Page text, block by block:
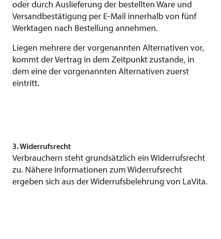
oder durch Auslieferung der bestellten Ware und
Versandbestätigung per E-Mail innerhalb von fünf
Werktagen nach Bestellung annehmen.
Liegen mehrere der vorgenannten Alternativen vor,
kommt der Vertrag in dem Zeitpunkt zustande, in
dem eine der vorgenannten Alternativen zuerst
eintritt.
3. Widerrufsrecht
Verbrauchern steht grundsätzlich ein Widerrufsrecht
zu. Nähere Informationen zum Widerrufsrecht
ergeben sich aus der Widerrufsbelehrung von LaVita.